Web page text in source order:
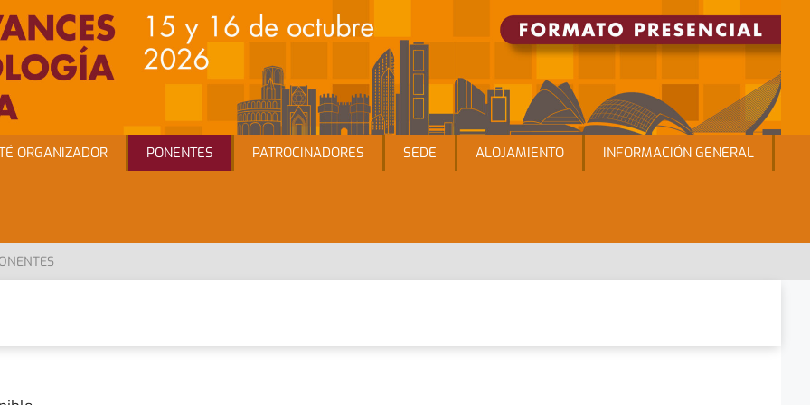
ACCEDER REGISTRARSE
ORGANIZADOR PONENTES PATROCINADORES SEDE ALOJAMIENTO
INFORMACIÓN GENERAL